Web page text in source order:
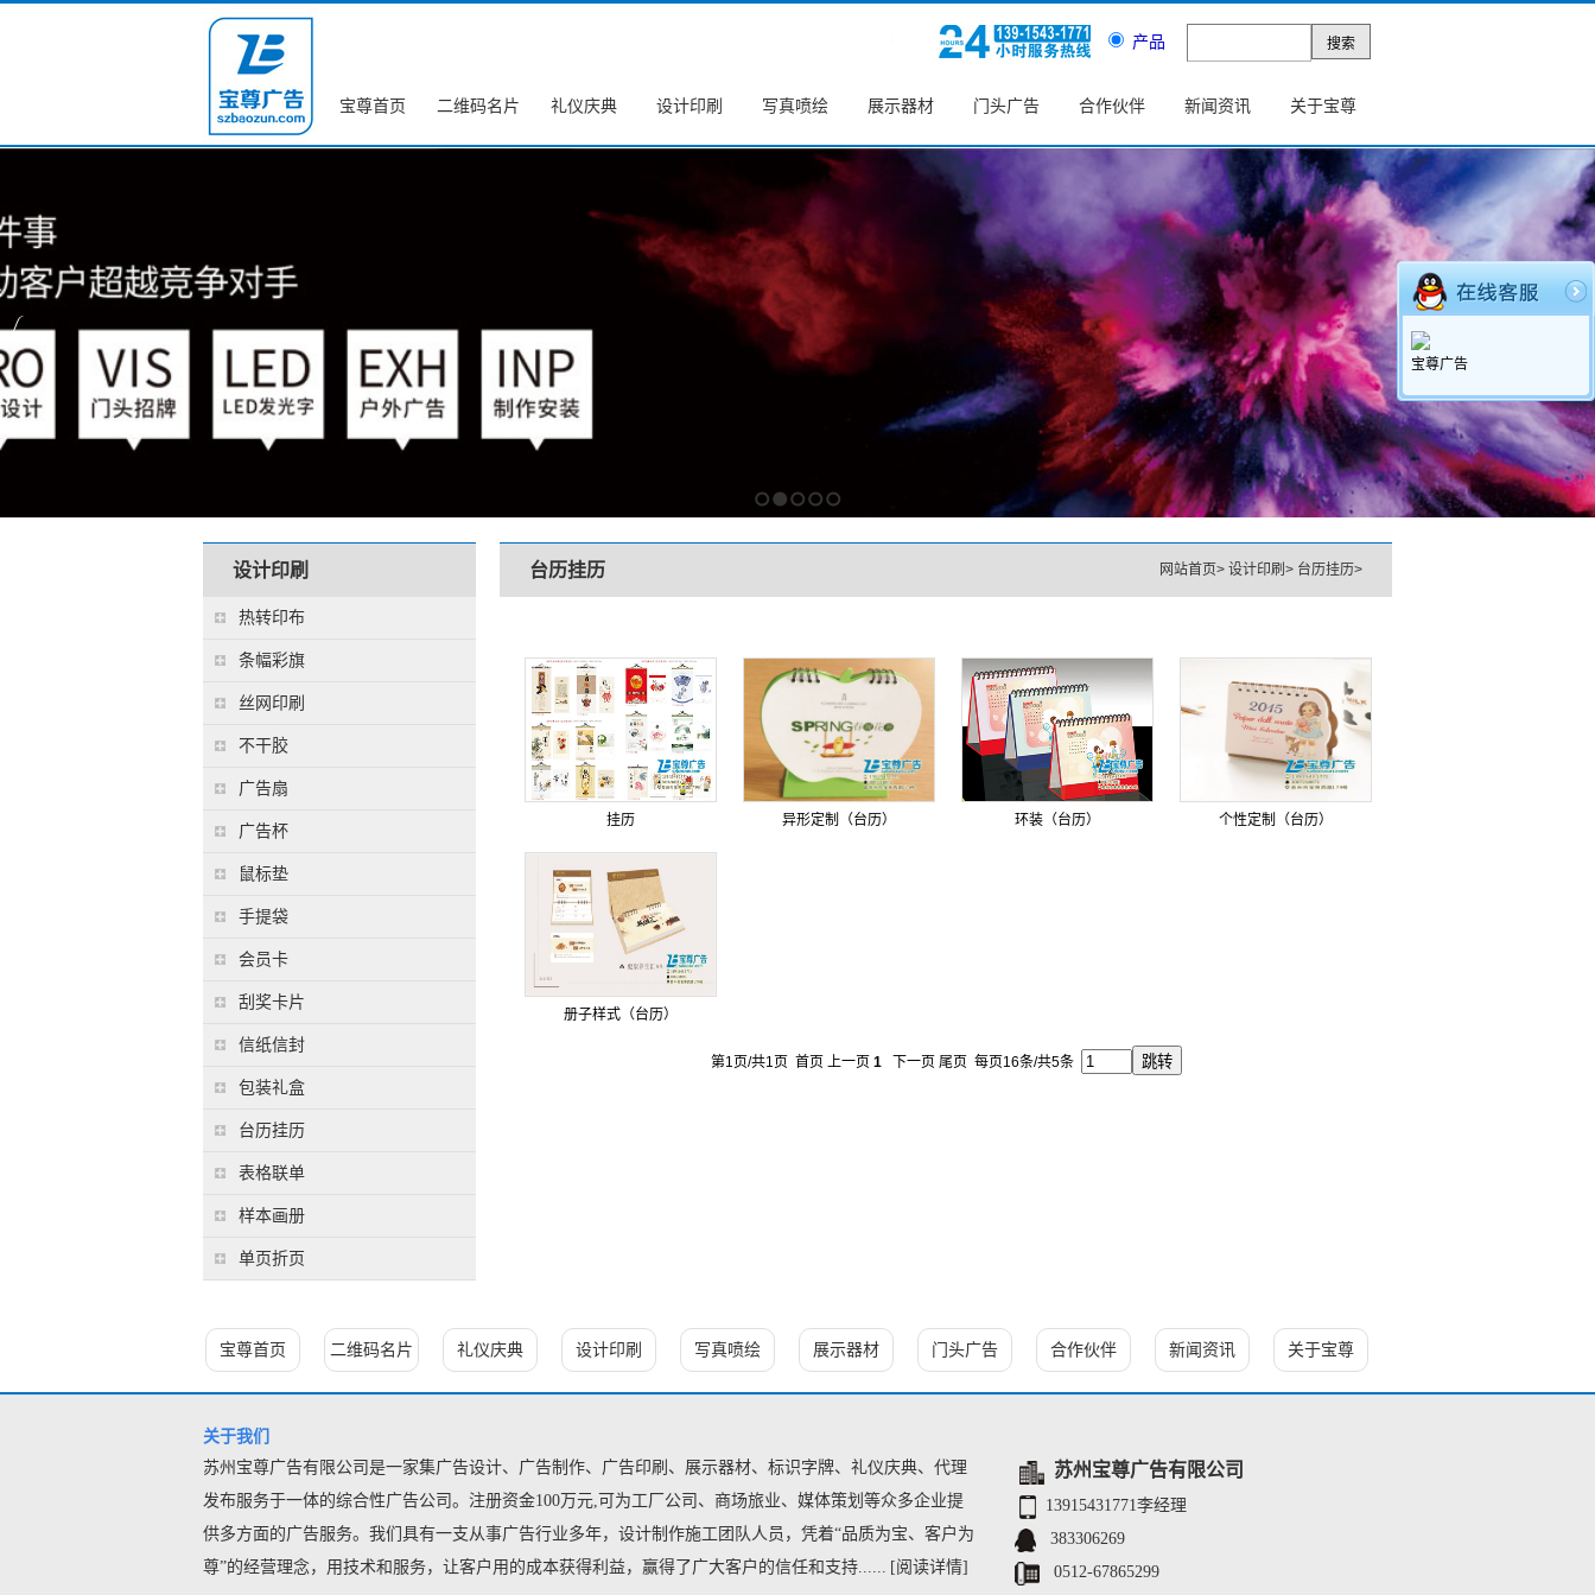
产品
宝尊首页 二维码名片 礼仪庆典 设计印刷 写真喷绘 展示器材 门头广告 合作伙伴 新闻资讯 关于宝尊
1 2 3 4 5
设计印刷
热转印布
条幅彩旗
丝网印刷
不干胶
广告扇
广告杯
鼠标垫
手提袋
会员卡
刮奖卡片
信纸信封
包装礼盒
台历挂历
表格联单
样本画册
单页折页
台历挂历 网站首页> 设计印刷 > 台历挂历>
挂历 异形定制（台历） 环装（台历） 个性定制（台历）
册子样式（台历）
第1页/共1页 首页 上一页 1下一页 尾页 每页16条/共5条
宝尊首页 二维码名片 礼仪庆典 设计印刷 写真喷绘 展示器材 门头广告 合作伙伴 新闻资讯 关于宝尊
关于我们
苏州宝尊广告有限公司是一家集广告设计、广告制作、广告印刷、展示器材、标识字牌、礼仪庆典、代理
发布服务于一体的综合性广告公司。注册资金100万元,可为工厂公司、商场旅业、媒体策划等众多企业提
供多方面的广告服务。我们具有一支从事广告行业多年，设计制作施工团队人员，凭着“品质为宝、客户为
尊”的经营理念，用技术和服务，让客户用的成本获得利益，赢得了广大客户的信任和支持...... [阅读详情]
苏州宝尊广告有限公司
13915431771李经理
383306269
0512-67865299
宝尊广告